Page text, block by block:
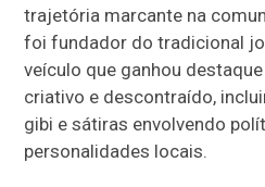
trajetória marcante na
foi fundador do tradicional
veículo que ganhou
criativo e descontraído,
gibi e sátiras envolvendo
personalidades locais.